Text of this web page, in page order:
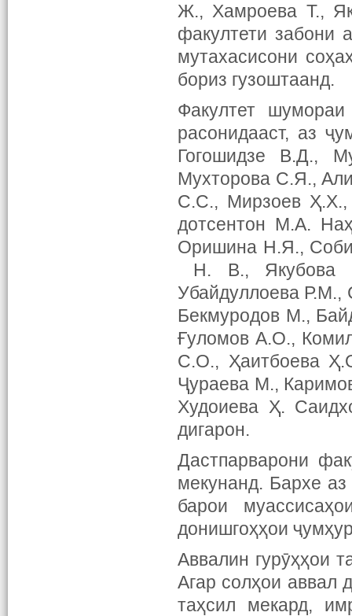
Ж., Хамроева Т.,
факултети забони
мутахасисони
бориз гузоштаанд.
Факултет
расонидааст, аз
Гогошидзе В.Д.,
Мухторова С.Я.,
С.С., Мирзоев
дотсентон М.А.
Оришина Н.Я.,
Н. В., Якубова
Убайдуллоева Р.М.,
Бекмуродов М.,
Ғуломов А.О.,
С.О., Ҳаитбоева
Ҷураева М.,
Худоиева Ҳ.
дигарон.
Дастпарварони
мекунанд. Бархе
барои
донишгоҳҳои
Аввалин гурӯҳҳои
Агар солҳои аввал
таҳсил мекард,